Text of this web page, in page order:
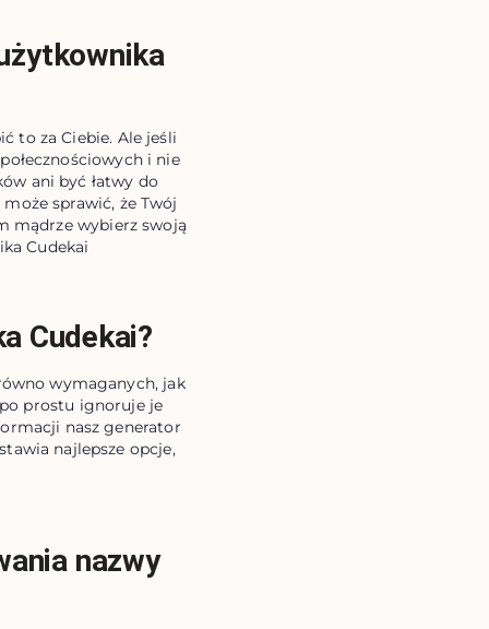
to za Ciebie. Ale jeśli
i nie
ani być łatwy do
sprawić, że Twój
mądrze wybierz swoją
Cudekai
Cudekai?
wymaganych, jak
prostu ignoruje je
nasz generator
najlepsze opcje,
nazwy